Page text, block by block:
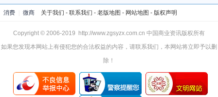
消费 微商 关于我们 - 联系我们 - 老版地图 - 网站地图 - 版权声明
Copyright © 2006-2019 http://www.zgsyzx.com.cn 中国商业资讯版权所有
如果您发现本网站上有侵犯您的合法权益的内容，请联系我们，本网站将立即予以删
除！